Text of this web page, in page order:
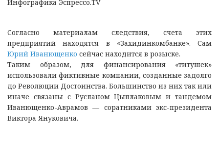
Инфографика Эспрессо.TV
Согласно материалам следствия, счета этих
предприятий находятся в «Захидинкомбанке». Сам
Юрий Иванющенко сейчас находится в розыске.
Таким образом, для финансирования «титушек»
использовали фиктивные компании, созданные задолго
до Революции Достоинства. Большинство из них так или
иначе связаны с Русланом Цыплаковым и тандемом
Иванющенко-Аврамов — соратниками экс-президента
Виктора Януковича.